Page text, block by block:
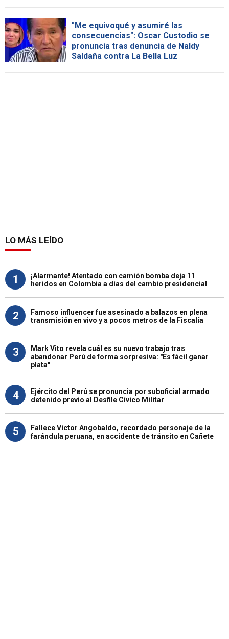
"Me equivoqué y asumiré las
consecuencias": Oscar Custodio se
pronuncia tras denuncia de Naldy
Saldaña contra La Bella Luz
LO MÁS LEÍDO
1
¡Alarmante! Atentado con camión bomba deja 11
heridos en Colombia a días del cambio presidencial
2
Famoso influencer fue asesinado a balazos en plena
transmisión en vivo y a pocos metros de la Fiscalía
3
Mark Vito revela cuál es su nuevo trabajo tras
abandonar Perú de forma sorpresiva: "Es fácil ganar
plata"
4
Ejército del Perú se pronuncia por suboficial armado
detenido previo al Desfile Cívico Militar
5
Fallece Víctor Angobaldo, recordado personaje de la
farándula peruana, en accidente de tránsito en Cañete